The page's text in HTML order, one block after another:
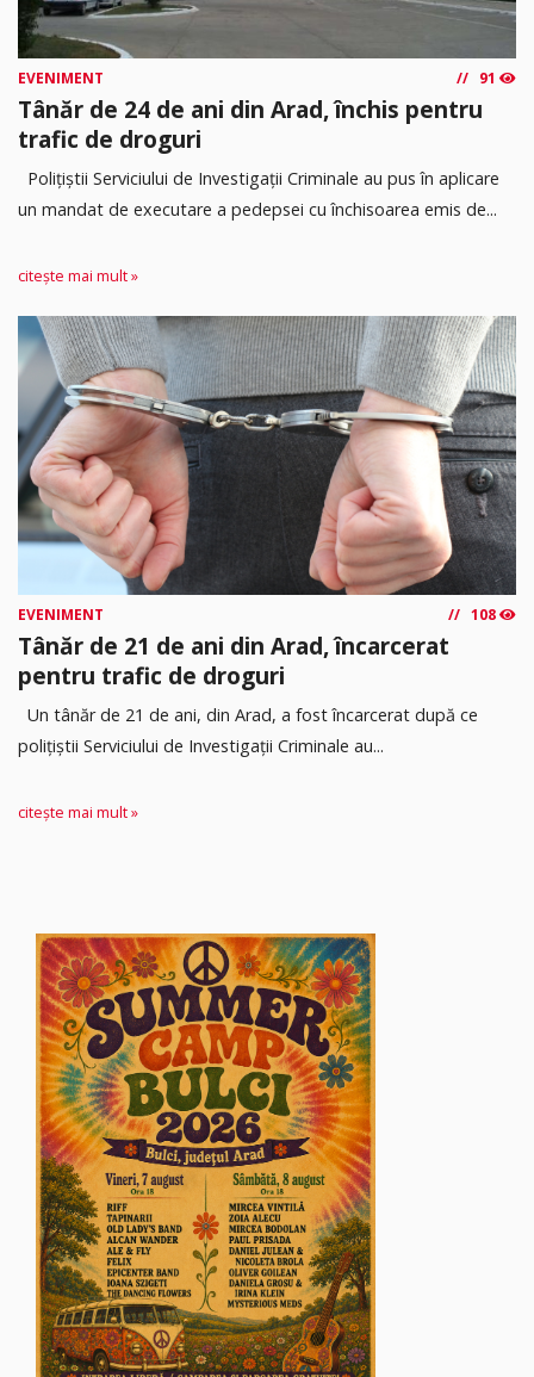
EVENIMENT 91
Tânăr de 24 de ani din Arad, închis pentru
trafic de droguri
Polițiștii Serviciului de Investigații Criminale au pus în aplicare
un mandat de executare a pedepsei cu închisoarea emis de...
citește mai mult »
EVENIMENT 108
Tânăr de 21 de ani din Arad, încarcerat
pentru trafic de droguri
Un tânăr de 21 de ani, din Arad, a fost încarcerat după ce
polițiștii Serviciului de Investigații Criminale au...
citește mai mult »